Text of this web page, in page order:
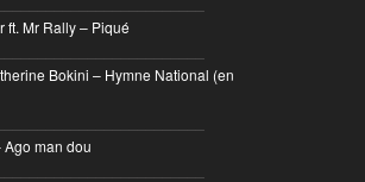
ft. Mr Rally – Piqué
Bokini – Hymne National (en
Ago man dou